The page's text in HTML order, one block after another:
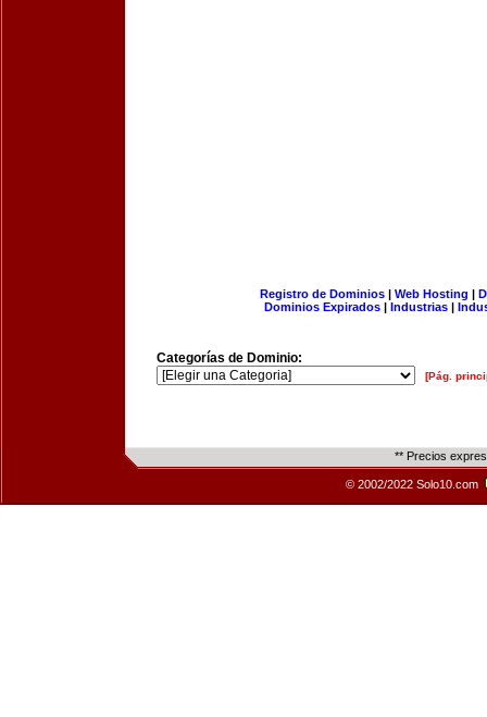
Registro de Dominios| Web Hosting |
Dominios Expirados | Industrias |
Categorías de Dominio:
[Pág.
** Precios
© 2002/2022 Solo10.com